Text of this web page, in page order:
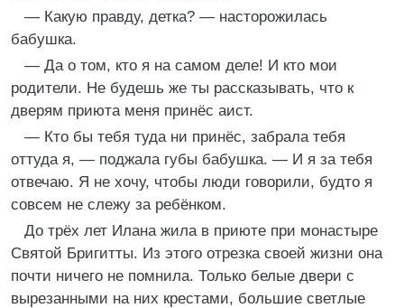
— Какую правду, детка? — насторожилась
бабушка.
— Да о том, кто я на самом деле! И кто мои
родители. Не будешь же ты рассказывать, что к
дверям приюта меня принёс аист.
— Кто бы тебя туда ни принёс, забрала тебя
оттуда я, — поджала губы бабушка. — И я за тебя
отвечаю. Я не хочу, чтобы люди говорили, будто я
совсем не слежу за ребёнком.
До трёх лет Илана жила в приюте при монастыре
Святой Бригитты. Из этого отрезка своей жизни она
почти ничего не помнила. Только белые двери с
вырезанными на них крестами, большие светлые